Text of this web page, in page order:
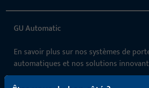
GU Automatic
En savoir plus sur nos systèmes de
automatiques et nos solutions